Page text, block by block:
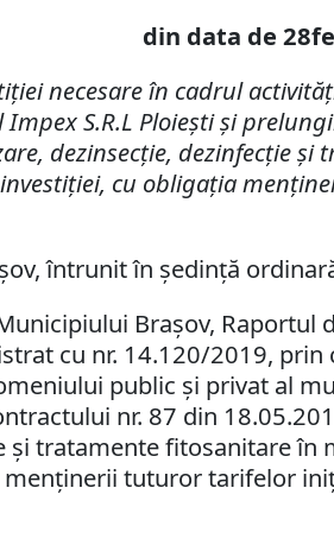
din data de
necesare în cadrul
Impex S.R.L Ploieşti şi
dezinsecţie, dezinfecţie
cu obligaţia
întrunit în şedinţă
Braşov,
cu nr. 14.120/2019, prin
public şi privat al
nr. 87 din
şi tratamente fitosanitare
tuturor tarifelor